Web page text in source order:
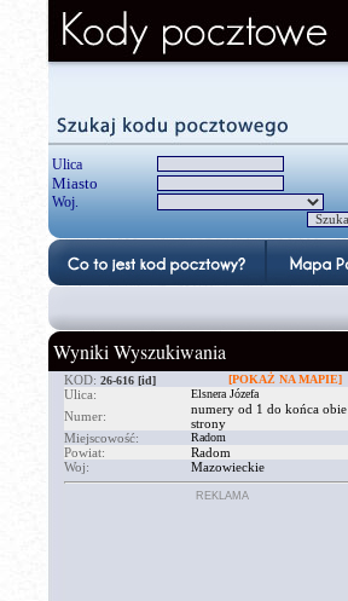
Ulica
Miasto
Woj.
Wyniki Wyszukiwania
KOD: 26-616 [id] [POKAŻ NA MAPIE]
Ulica: Elsnera Józefa
Numer:
numery od 1 do końca obie
strony
Miejscowość:
Radom
Powiat:
Radom
Woj:
Mazowieckie
REKLAMA